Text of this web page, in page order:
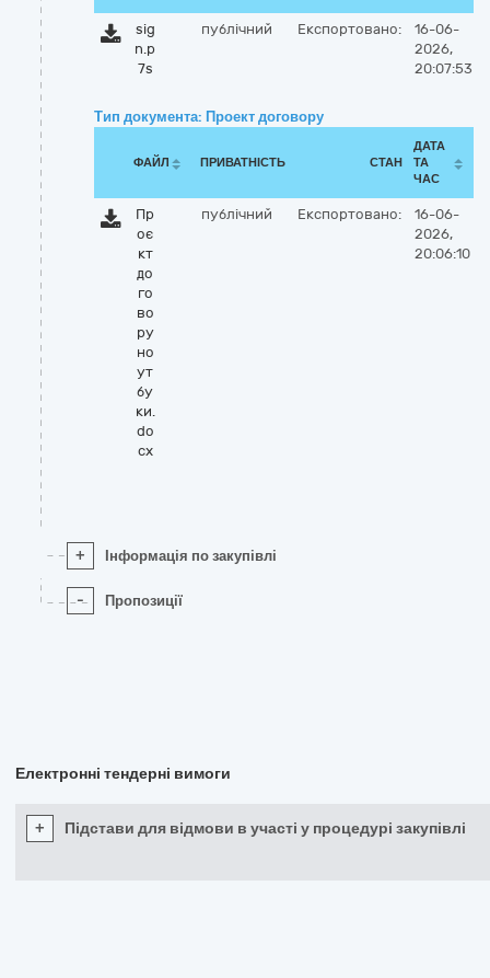
sig
n.p
7s
публічний Експортовано:
16-06-
2026,
20:07:53
Тип документа: Проект договору
ФАЙЛ ПРИВАТНІСТЬ СТАН
ДАТА
ТА
ЧАС
Пр
оє
кт
до
го
во
ру
но
ут
бу
ки.
do
cx
публічний Експортовано:
16-06-
2026,
20:06:10
+ Інформація по закупівлі
- Пропозиції
Електронні тендерні вимоги
+ Підстави для відмови в участі у процедурі закупівлі